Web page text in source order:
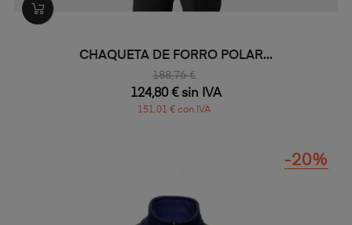
CHAQUETA DE FORRO POLAR...
188,76 €
124,80 € sin IVA
151,01 € con IVA
-20%